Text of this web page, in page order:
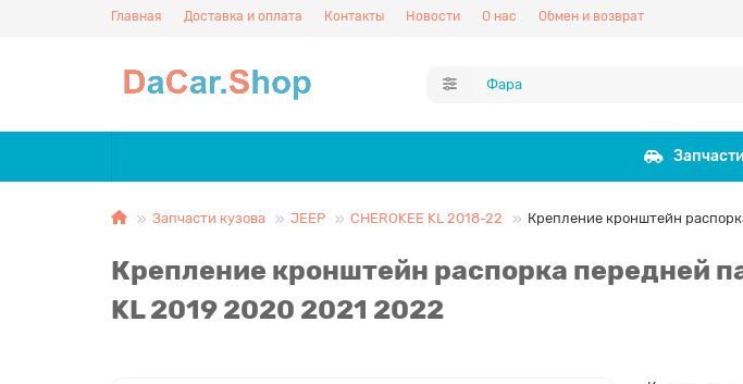
Главная Доставка и оплата Контакты Новости О нас Обмен и возврат
Запчасти кузова JEEP CHEROKEE KL 2018-22 Крепление кронштейн
Крепление кронштейн распорка передней
KL 2019 2020 2021 2022